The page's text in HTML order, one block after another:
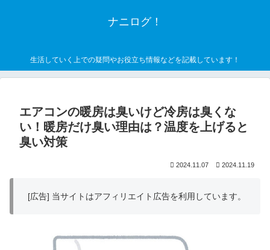
ナニログ！
生活していく上での疑問やお役立ち情報などを記載しています！
エアコンの暖房は臭いけど冷房は臭くな
い！暖房だけ臭い理由は？温度を上げると
臭い対策
2024.11.07 2024.11.19
[広告] 当サイトはアフィリエイト広告を利用しています。